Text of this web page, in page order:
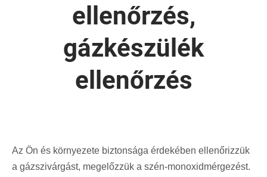
ellenőrzés,
gázkészülék
ellenőrzés
Az Ön és környezete biztonsága érdekében ellenőrizzük
a gázszivárgást, megelőzzük a szén-monoxidmérgezést.